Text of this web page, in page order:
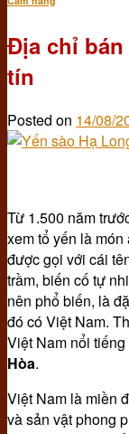
Địa chỉ bán
tín
Posted on 14/08/
Từ 1.500 năm
xem tổ yến là
được gọi với cái
trầm, biến cố tự
nên phổ biến, là
đó có Việt Nam.
Việt Nam nổi
Hòa.
Việt Nam là miền
và sản vật phong